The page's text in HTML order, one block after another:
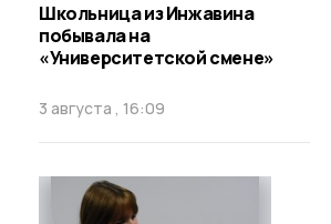
Школьница из Инжавина
побывала на
«Университетской смене»
3 августа , 16:09